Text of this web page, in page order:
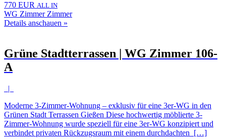
770 EUR ALL IN
WG Zimmer Zimmer
Details anschauen »
Grüne Stadtterrassen | WG Zimmer 106-
A
|
Moderne 3-Zimmer-Wohnung – exklusiv für eine 3er-WG in den
Grünen Stadt Terrassen Gießen Diese hochwertig möblierte 3-
Zimmer-Wohnung wurde speziell für eine 3er-WG konzipiert und
verbindet privaten Rückzugsraum mit einem durchdachten […]